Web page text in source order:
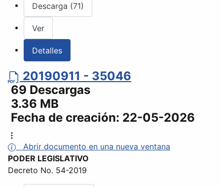
Descarga (71)
Ver
Detalles
20190911 - 35046
69 Descargas
3.36 MB
Fecha de creación: 22-05-2026
Abrir documento en una nueva ventana
PODER LEGISLATIVO
Decreto No. 54-2019